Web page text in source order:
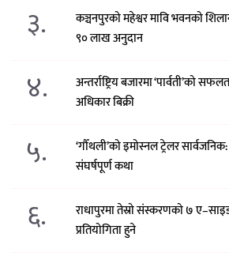
३.
कञ्चनपुरको महेश्वर मावि भवनको
९० लाख अनुदान
४.
अन्तर्राष्ट्रिय बजारमा ‘पार्वती’को
अधिकार बिक्री
५.
‘गौँथली’को इमोस्नल ट्रेलर
संघर्षपूर्ण कथा
६.
राधापुरमा तेस्रो संस्करणको ७
प्रतियोगिता हुने